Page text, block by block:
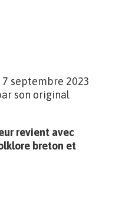
septembre 2023
son original
revient avec
breton et